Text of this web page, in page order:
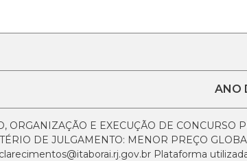
ANO
ORGANIZAÇÃO E EXECUÇÃO DE CONCURSO
DE JULGAMENTO: MENOR PREÇO
Plataforma